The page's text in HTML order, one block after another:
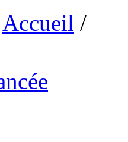
Accueil /